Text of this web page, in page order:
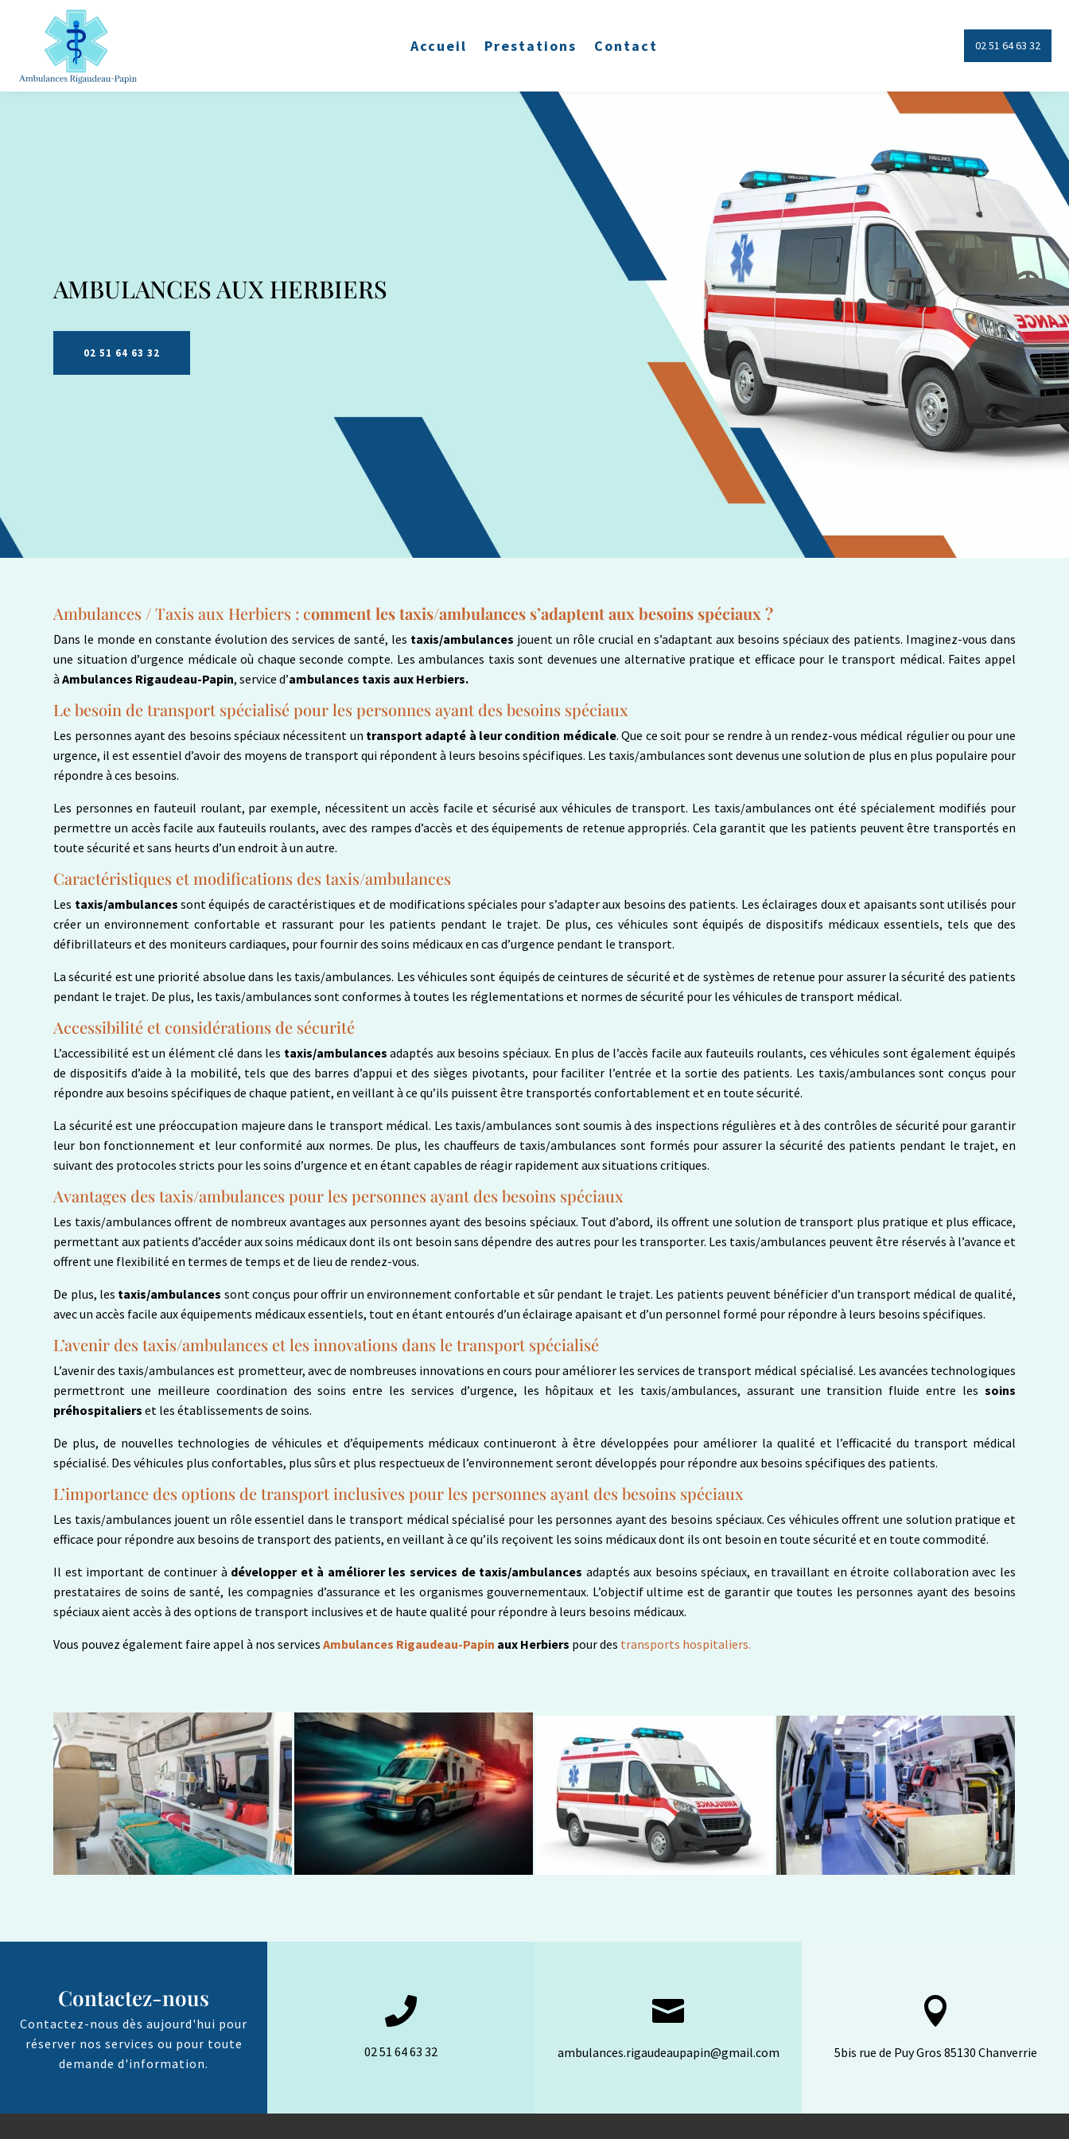
Accueil Prestations Contact 02 51 64 63 32
AMBULANCESAUX HERBIERS
02 51 64 63 32
Ambulances / Taxis aux Herbiers : comment les taxis/ambulances s’adaptent aux besoins spéciaux ?
Dans le monde en constante évolution des services de santé, les taxis/ambulances jouent un rôle crucial en s’adaptant aux besoins spéciaux des patients. Imaginez-vous dans
une situation d’urgence médicale où chaque seconde compte. Les ambulances taxis sont devenues une alternative pratique et efficace pour le transport médical. Faites appel
à Ambulances Rigaudeau-Papin, service d’ambulances taxis aux Herbiers.
Le besoin de transport spécialisé pour les personnes ayant des besoins spéciaux
Les personnes ayant des besoins spéciaux nécessitent un transport adapté à leur condition médicale. Que ce soit pour se rendre à un rendez-vous médical régulier ou pour une
urgence, il est essentiel d’avoir des moyens de transport qui répondent à leurs besoins spécifiques. Les taxis/ambulances sont devenus une solution de plus en plus populaire pour
répondre à ces besoins.
Les personnes en fauteuil roulant, par exemple, nécessitent un accès facile et sécurisé aux véhicules de transport. Les taxis/ambulances ont été spécialement modifiés pour
permettre un accès facile aux fauteuils roulants, avec des rampes d’accès et des équipements de retenue appropriés. Cela garantit que les patients peuvent être transportés en
toute sécurité et sans heurts d’un endroit à un autre.
Caractéristiques et modifications des taxis/ambulances
Les taxis/ambulances sont équipés de caractéristiques et de modifications spéciales pour s’adapter aux besoins des patients. Les éclairages doux et apaisants sont utilisés pour
créer un environnement confortable et rassurant pour les patients pendant le trajet. De plus, ces véhicules sont équipés de dispositifs médicaux essentiels, tels que des
défibrillateurs et des moniteurs cardiaques, pour fournir des soins médicaux en cas d’urgence pendant le transport.
La sécurité est une priorité absolue dans les taxis/ambulances. Les véhicules sont équipés de ceintures de sécurité et de systèmes de retenue pour assurer la sécurité des patients
pendant le trajet. De plus, les taxis/ambulances sont conformes à toutes les réglementations et normes de sécurité pour les véhicules de transport médical.
Accessibilité et considérations de sécurité
L’accessibilité est un élément clé dans les taxis/ambulances adaptés aux besoins spéciaux. En plus de l’accès facile aux fauteuils roulants, ces véhicules sont également équipés
de dispositifs d’aide à la mobilité, tels que des barres d’appui et des sièges pivotants, pour faciliter l’entrée et la sortie des patients. Les taxis/ambulances sont conçus pour
répondre aux besoins spécifiques de chaque patient, en veillant à ce qu’ils puissent être transportés confortablement et en toute sécurité.
La sécurité est une préoccupation majeure dans le transport médical. Les taxis/ambulances sont soumis à des inspections régulières et à des contrôles de sécurité pour garantir
leur bon fonctionnement et leur conformité aux normes. De plus, les chauffeurs de taxis/ambulances sont formés pour assurer la sécurité des patients pendant le trajet, en
suivant des protocoles stricts pour les soins d’urgence et en étant capables de réagir rapidement aux situations critiques.
Avantages des taxis/ambulances pour les personnes ayant des besoins spéciaux
Les taxis/ambulances offrent de nombreux avantages aux personnes ayant des besoins spéciaux. Tout d’abord, ils offrent une solution de transport plus pratique et plus efficace,
permettant aux patients d’accéder aux soins médicaux dont ils ont besoin sans dépendre des autres pour les transporter. Les taxis/ambulances peuvent être réservés à l’avance et
offrent une flexibilité en termes de temps et de lieu de rendez-vous.
De plus, les taxis/ambulances sont conçus pour offrir un environnement confortable et sûr pendant le trajet. Les patients peuvent bénéficier d’un transport médical de qualité,
avec un accès facile aux équipements médicaux essentiels, tout en étant entourés d’un éclairage apaisant et d’un personnel formé pour répondre à leurs besoins spécifiques.
L’avenir des taxis/ambulances et les innovations dans le transport spécialisé
L’avenir des taxis/ambulances est prometteur, avec de nombreuses innovations en cours pour améliorer les services de transport médical spécialisé. Les avancées technologiques
permettront une meilleure coordination des soins entre les services d’urgence, les hôpitaux et les taxis/ambulances, assurant une transition fluide entre les soins
préhospitaliers et les établissements de soins.
De plus, de nouvelles technologies de véhicules et d’équipements médicaux continueront à être développées pour améliorer la qualité et l’efficacité du transport médical
spécialisé. Des véhicules plus confortables, plus sûrs et plus respectueux de l’environnement seront développés pour répondre aux besoins spécifiques des patients.
L’importance des options de transport inclusives pour les personnes ayant des besoins spéciaux
Les taxis/ambulances jouent un rôle essentiel dans le transport médical spécialisé pour les personnes ayant des besoins spéciaux. Ces véhicules offrent une solution pratique et
efficace pour répondre aux besoins de transport des patients, en veillant à ce qu’ils reçoivent les soins médicaux dont ils ont besoin en toute sécurité et en toute commodité.
Il est important de continuer à développer et à améliorer les services de taxis/ambulances adaptés aux besoins spéciaux, en travaillant en étroite collaboration avec les
prestataires de soins de santé, les compagnies d’assurance et les organismes gouvernementaux. L’objectif ultime est de garantir que toutes les personnes ayant des besoins
spéciaux aient accès à des options de transport inclusives et de haute qualité pour répondre à leurs besoins médicaux.
Vous pouvez également faire appel à nos servicesAmbulances Rigaudeau-Papin aux Herbiers pour des transports hospitaliers.
Contactez-nous
Contactez-nous dès aujourd'hui pour
réserver nos services ou pour toute
demande d'information.

02 51 64 63 32

ambulances.rigaudeaupapin@gmail.com

5bis rue de Puy Gros 85130 Chanverrie